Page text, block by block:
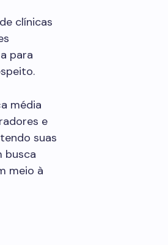
clínicas
para
média
e
suas
busca
meio à